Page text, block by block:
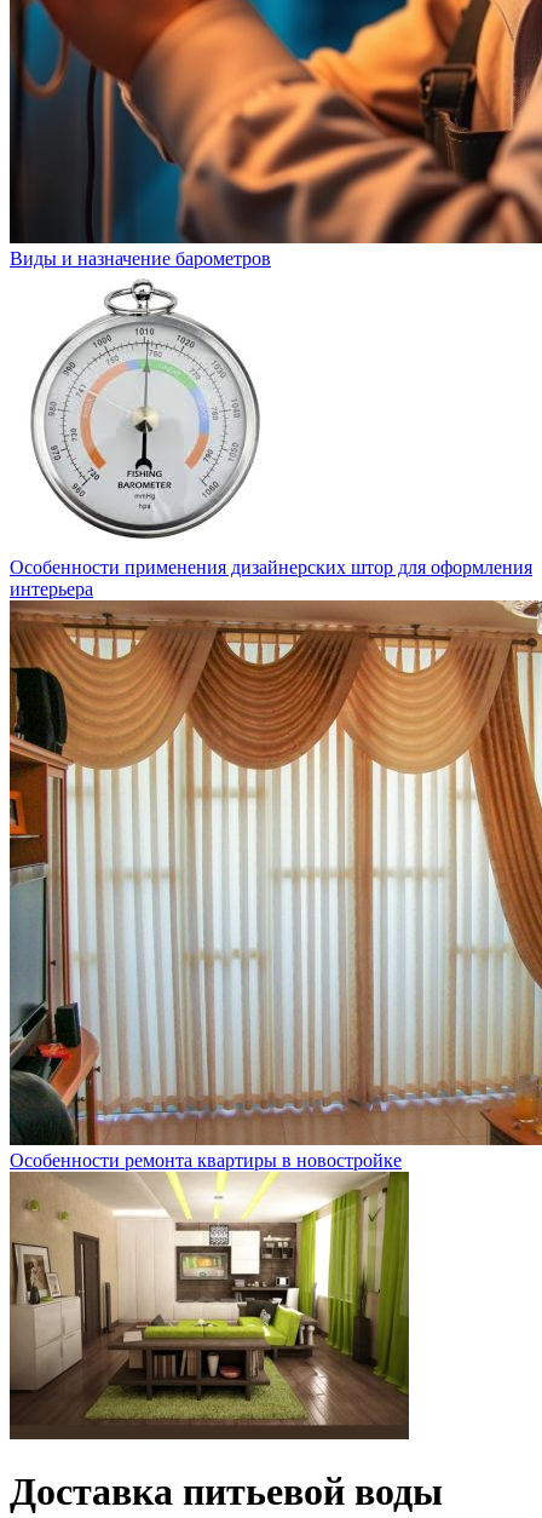
Виды и назначение барометров
Особенности применения дизайнерских штор для оформления
интерьера
Особенности ремонта квартиры в новостройке
Доставка питьевой воды